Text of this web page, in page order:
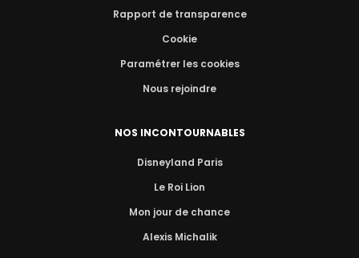
Rapport de transparence
Cookie
Paramétrer les cookies
Nous rejoindre
NOS INCONTOURNABLES
Disneyland Paris
Le Roi Lion
Mon jour de chance
Alexis Michalik